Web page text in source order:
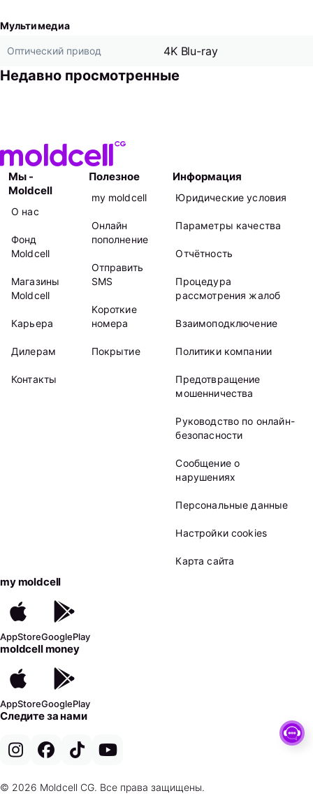
Мультимедиа
Оптический привод 4K Blu-ray
Недавно просмотренные
Мы -
Moldcell
О нас
Фонд
Moldcell
Магазины
Moldcell
Карьера
Дилерам
Контакты
Полезное
my moldcell
Онлайн
пополнение
Отправить
SMS
Kороткие
номера
Покрытие
Информация
Юридические условия
Параметры качества
Отчётность
Процедура
рассмотрения жалоб
Взаимоподключение
Политики компании
Предотвращение
мошенничества
Руководство по онлайн-
безопасности
Сообщение о
нарушениях
Персональные данные
Настройки cookies
Карта сайта
my moldcell
AppStoreGooglePlay
moldcell money
AppStoreGooglePlay
Следите за нами
© 2026 Moldcell CG. Все права защищены.